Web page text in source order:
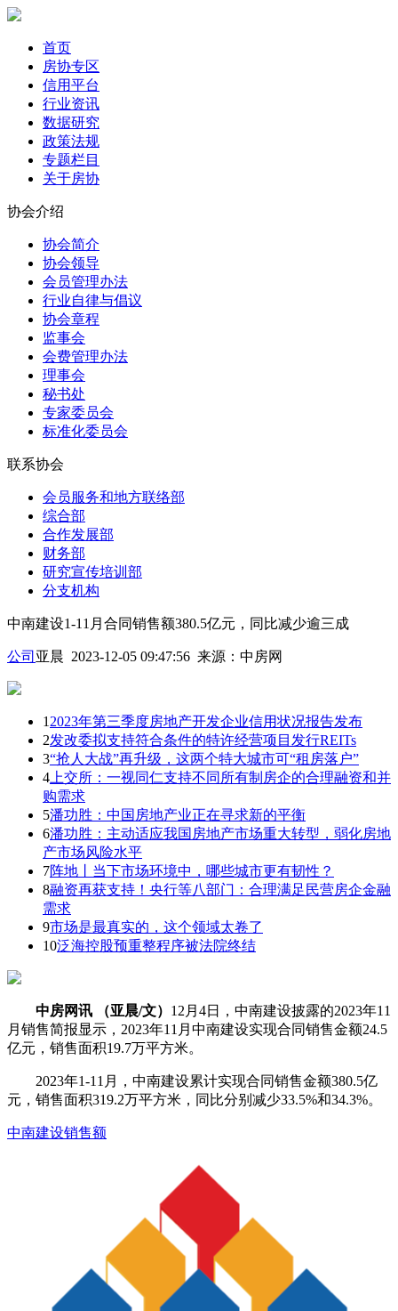
首页
房协专区
信用平台
行业资讯
数据研究
政策法规
专题栏目
关于房协
协会介绍
协会简介
协会领导
会员管理办法
行业自律与倡议
协会章程
监事会
会费管理办法
理事会
秘书处
专家委员会
标准化委员会
联系协会
会员服务和地方联络部
综合部
合作发展部
财务部
研究宣传培训部
分支机构
中南建设1-11月合同销售额380.5亿元，同比减少逾三成
公司 亚晨 2023-12-05 09:47:56 来源： 中房网
1 2023年第三季度房地产开发企业信用状况报告发布
2发改委拟支持符合条件的特许经营项目发行REITs
3“抢人大战”再升级，这两个特大城市可“租房落户”
4 上交所：一视同仁支持不同所有制房企的合理融资和并
购需求
5潘功胜：中国房地产业正在寻求新的平衡
6潘功胜：主动适应我国房地产市场重大转型，弱化房地
产市场风险水平
7阵地丨当下市场环境中，哪些城市更有韧性？
8融资再获支持！央行等八部门：合理满足民营房企金融
需求
9市场是最真实的，这个领域太卷了
10泛海控股预重整程序被法院终结
中房网讯 （亚晨/文） 12月4日，中南建设披露的2023年11
月销售简报显示，2023年11月中南建设实现合同销售金额24.5
亿元，销售面积19.7万平方米。
2023年1-11月，中南建设累计实现合同销售金额380.5亿
元，销售面积319.2万平方米，同比分别减少33.5%和34.3%。
中南建设销售额